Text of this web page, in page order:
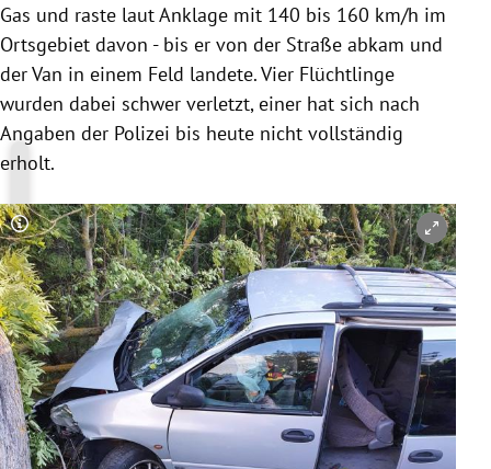
Gas und raste laut Anklage mit 140 bis 160 km/h im
Ortsgebiet davon - bis er von der Straße abkam und
der Van in einem Feld landete. Vier Flüchtlinge
wurden dabei schwer verletzt, einer hat sich nach
Angaben der Polizei bis heute nicht vollständig
erholt.
Copyright-Hinweis öffnen/schließen